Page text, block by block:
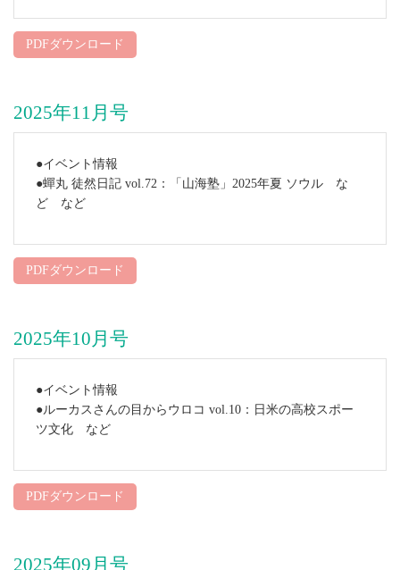
PDFダウンロード
2025年11月号
●イベント情報
●蟬丸 徒然日記 vol.72：「山海塾」2025年夏 ソウル な
ど など
PDFダウンロード
2025年10月号
●イベント情報
●ルーカスさんの目からウロコ vol.10：日米の高校スポー
ツ文化 など
PDFダウンロード
2025年09月号